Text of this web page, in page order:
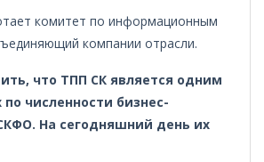
комитет по информационным
компании отрасли.
что ТПП СК является одним
численности бизнес-
На сегодняшний день их